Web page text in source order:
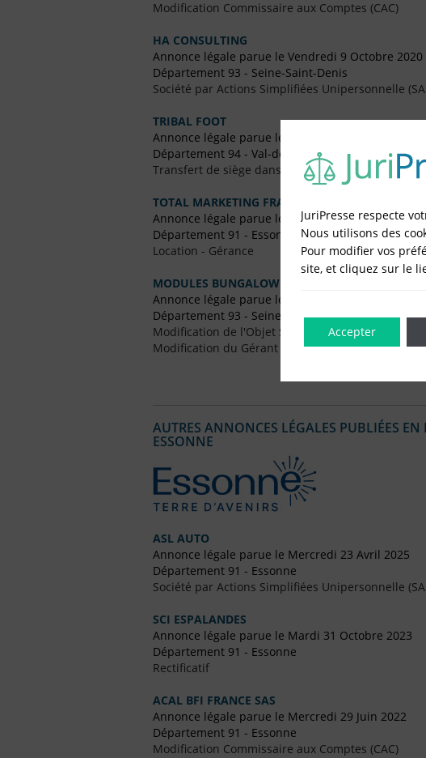
Modification Commissaire aux Comptes (CAC)
HA CONSULTING
Annonce légale parue le Vendredi 9 Octobre 2020
Département 93 - Seine-Saint-Denis
Société par Actions Simplifiées Unipersonnelle
TRIBAL FOOT
Annonce légale parue le Vendredi 15 Février 2019
Département 94 - Val-de-Marne
Transfert de siège dans un Autre Département
TOTAL MARKETING FRANCE / SARL PATICA
Annonce légale parue le Vendredi 13 Octobre
Département 91 - Essonne
Location - Gérance
MODULES BUNGALOW SERVICES
Annonce légale parue le Vendredi 15 Mai 2015
Département 93 - Seine-Saint-Denis
Modification de l'Objet Social
Modification du Gérant / Co-Gérant
AUTRES ANNONCES LÉGALES PUBLIÉES
ESSONNE
ASL AUTO
Annonce légale parue le Mercredi 23 Avril 2025
Département 91 - Essonne
Société par Actions Simplifiées Unipersonnelle
SCI ESPALANDES
Annonce légale parue le Mardi 31 Octobre 2023
Département 91 - Essonne
Rectificatif
ACAL BFI FRANCE SAS
Annonce légale parue le Mercredi 29 Juin 2022
Département 91 - Essonne
Modification Commissaire aux Comptes (CAC)
JuriPresse respecte
Nous utilisons des
Pour modifier vos
site, et cliquez sur le
Accepter